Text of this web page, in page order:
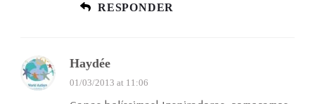
RESPONDER
Haydée
01/03/2013 at 11:06